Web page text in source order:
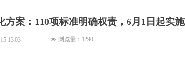
案：110项标准明确权责，6月1日起实施
13:03 넶 浏览量： 1290